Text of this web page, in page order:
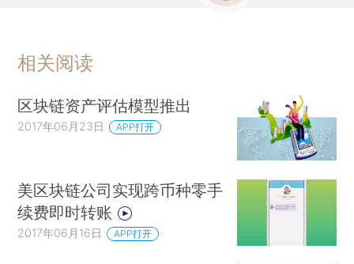
相关阅读
区块链资产评估模型推出
2017年06月23日 APP打开
美区块链公司实现跨币种零手
续费即时转账
2017年06月16日 APP打开